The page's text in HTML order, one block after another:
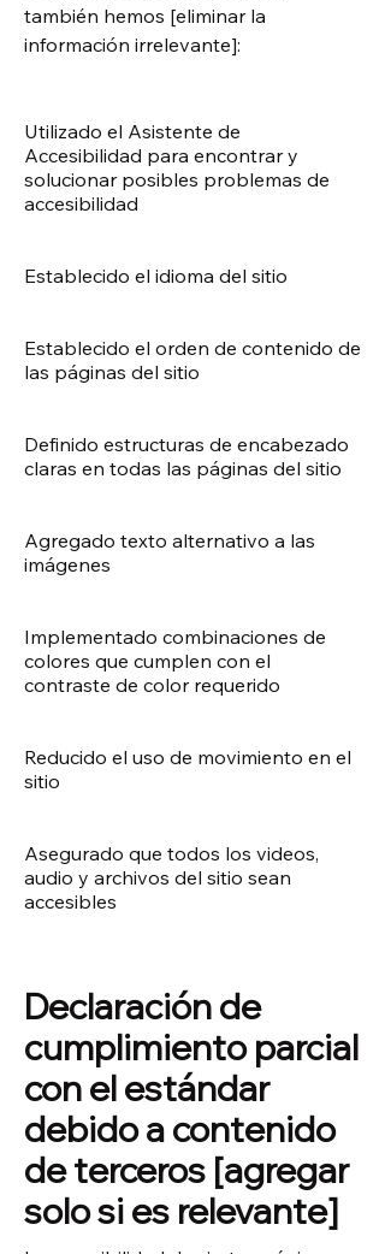
también hemos [eliminar la
información irrelevante]:
Utilizado el Asistente de
Accesibilidad para encontrar y
solucionar posibles problemas de
accesibilidad
Establecido el idioma del sitio
Establecido el orden de contenido de
las páginas del sitio
Definido estructuras de encabezado
claras en todas las páginas del sitio
Agregado texto alternativo a las
imágenes
Implementado combinaciones de
colores que cumplen con el
contraste de color requerido
Reducido el uso de movimiento en el
sitio
Asegurado que todos los videos,
audio y archivos del sitio sean
accesibles
Declaración de
cumplimiento parcial
con el estándar
debido a contenido
de terceros [agregar
solo si es relevante]